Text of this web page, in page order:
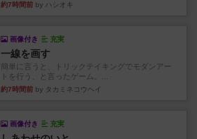
約7時間前 by ハシオキ
画像付き 充実
一線を画す
簡単に言うと、トリックテイキングでモダンアー
トを行う、と言ったゲーム。...
約7時間前 by タカミネコウヘイ
画像付き 充実